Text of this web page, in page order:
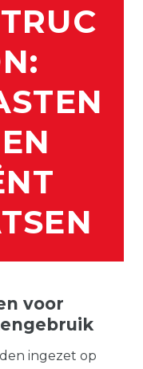
voor
ingezet op